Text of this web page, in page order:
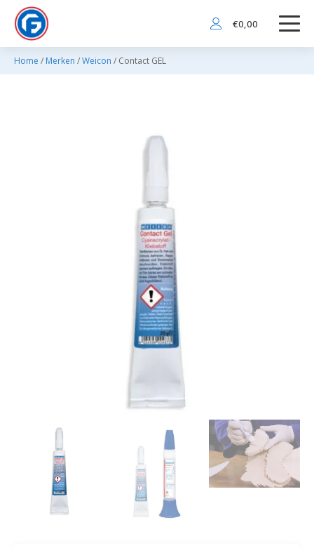
€0,00
Home / Merken /Weicon / Contact GEL